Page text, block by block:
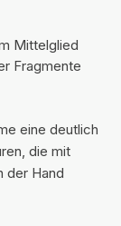
Mittelglied
Fragmente
eine deutlich
die mit
der Hand